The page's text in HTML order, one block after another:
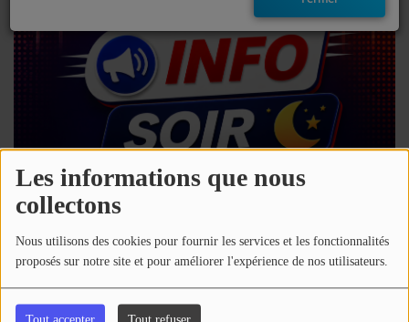
Les informations que nous
collectons
Nous utilisons des cookies pour fournir les services et les fonctionnalités
proposés sur notre site et pour améliorer l'expérience de nos utilisateurs.
EMISSIONS
TITRES DIFFUSÉS
EVÈNEMENTS
LES JEUX
JEUX CONCOURS
CONTACTEZ-NOUS
07 août 2026 - 16:00